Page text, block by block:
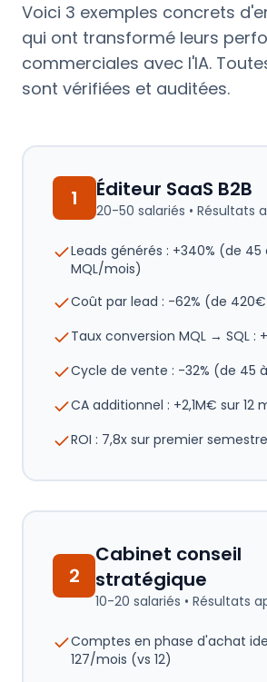
Voici 3 exemples concrets
qui ont transformé leurs
commerciales avec l'IA.
sont vérifiées et auditées.
1 Éditeur SaaS B2B
20-50 salariés • Résultats
Leads générés : +340% (de 45
MQL/mois)
Coût par lead : -62% (de
Taux conversion MQL → SQL :
Cycle de vente : -32% (de 45 à
CA additionnel : +2,1M€ sur 12
ROI : 7,8x sur premier semestre
2
Cabinet conseil
stratégique
10-20 salariés • Résultats
Comptes en phase d'achat
127/mois (vs 12)